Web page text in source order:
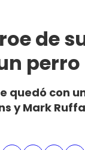
de
perro
quedó con
y Mark